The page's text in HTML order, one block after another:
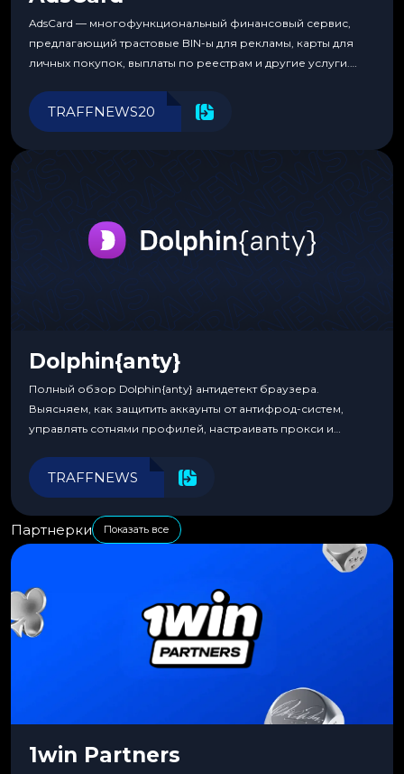
AdsCard — многофункциональный финансовый сервис,
предлагающий трастовые BIN-ы для рекламы, карты для
личных покупок, выплаты по реестрам и другие услуги.
инструменты для управления финансами.
TRAFFNEWS20
Dolphin{anty}
Полный обзор Dolphin{anty} антидетект браузера.
Выясняем, как защитить аккаунты от антифрод-систем,
управлять сотнями профилей, настраивать прокси и
эффективности.
TRAFFNEWS
Партнерки Показать все
1win Partners